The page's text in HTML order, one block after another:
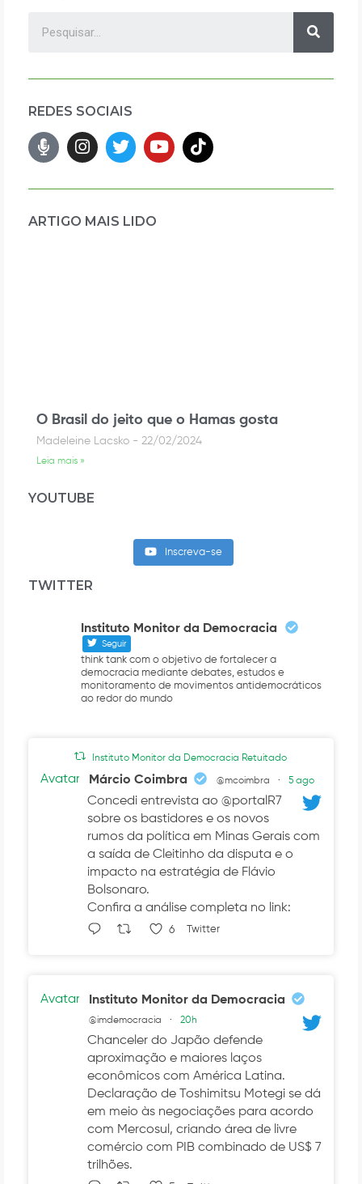
REDES SOCIAIS
ARTIGO MAIS LIDO
O Brasil do jeito que o Hamas gosta
Madeleine Lacsko 22/02/2024
Leia mais »
YOUTUBE
Inscreva-se
TWITTER
Instituto Monitor da Democracia
Seguir
think tank com o objetivo de fortalecer a
democracia mediante debates, estudos e
monitoramento de movimentos antidemocráticos
ao redor do mundo
Instituto Monitor da Democracia Retuitado
Avatar Márcio Coimbra @mcoimbra · 5 ago
Concedi entrevista ao @portalR7
sobre os bastidores e os novos
rumos da política em Minas Gerais com
a saída de Cleitinho da disputa e o
impacto na estratégia de Flávio
Bolsonaro.
Confira a análise completa no link:
6 Twitter
Avatar Instituto Monitor da Democracia
@imdemocracia · 20h
Chanceler do Japão defende
aproximação e maiores laços
econômicos com América Latina.
Declaração de Toshimitsu Motegi se dá
em meio às negociações para acordo
com Mercosul, criando área de livre
comércio com PIB combinado de US$ 7
trilhões.